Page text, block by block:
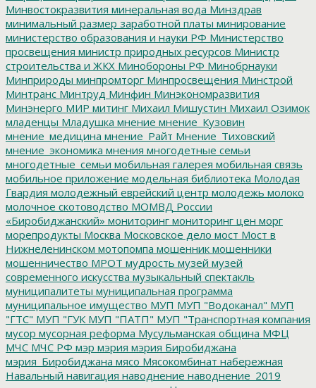
Минвостокразвития минеральная вода Минздрав
минимальный размер заработной платы минирование
министерство образования и науки РФ Министерство
просвещения министр природных ресурсов Министр
строительства и ЖКХ Минобороны РФ Минобрнауки
Минприроды минпромторг Минпросвещения Минстрой
Минтранс Минтруд Минфин Минэкономразвития
Минэнерго МИР митинг Михаил Мишустин Михаил Озимок
младенцы Младушка мнение мнение_Кузовин
мнение_медицина мнение_Райт Мнение_Тиховский
мнение_экономика мнения многодетные семьи
многодетные_семьи мобильная галерея мобильная связь
мобильное приложение модельная библиотека Молодая
Гвардия молодежный еврейский центр молодежь молоко
молочное скотоводство МОМВД России
«Биробиджанский» мониторинг мониторинг цен морг
морепродукты Москва Московское дело мост Мост в
Нижнеленинском мотопомпа мошенник мошенники
мошенничество МРОТ мудрость музей музей
современного искусства музыкальный спектакль
муниципалитеты муниципальная программа
муниципальное имущество МУП МУП "Водоканал" МУП
"ГТС" МУП "ГУК МУП "ПАТП" МУП "Транспортная компания
мусор мусорная реформа Мусульманская община МФЦ
МЧС МЧС РФ мэр мэрия мэрия Биробиджана
мэрия_Биробиджана мясо Мясокомбинат набережная
Навальный навигация наводнение наводнение_2019